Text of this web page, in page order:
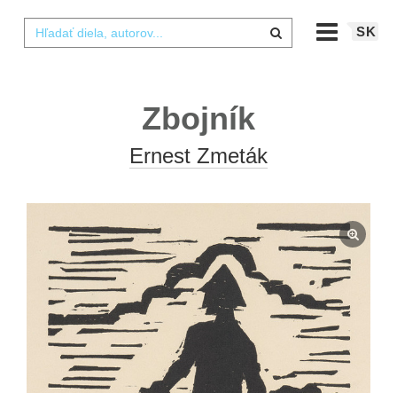
SK
Zbojník
Ernest Zmeták